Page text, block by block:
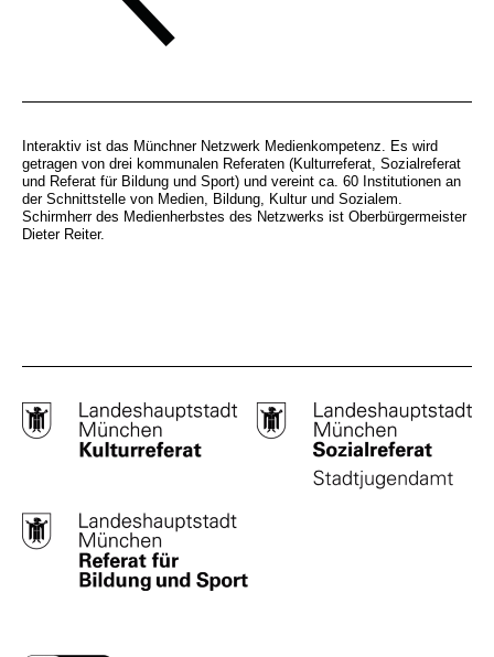
Interaktiv ist das Münchner Netzwerk Medienkompetenz. Es wird
getragen von drei kommunalen Referaten (Kulturreferat, Sozialreferat
und Referat für Bildung und Sport) und vereint ca. 60 Institutionen an
der Schnittstelle von Medien, Bildung, Kultur und Sozialem.
Schirmherr des Medienherbstes des Netzwerks ist Oberbürgermeister
Dieter Reiter.